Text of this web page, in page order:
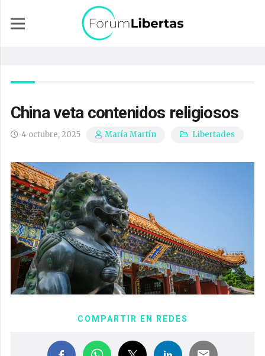
China veta contenidos religiosos
4 octubre, 2025 María Martín Libertades
COMPARTIR EN REDES